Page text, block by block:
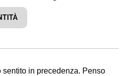
in precedenza. Penso